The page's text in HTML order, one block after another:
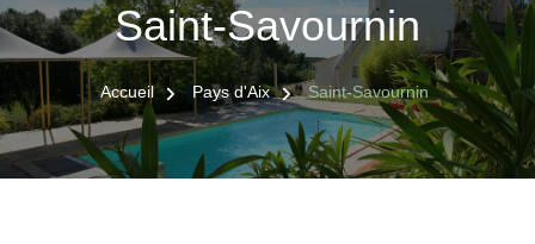
Saint-Savournin
Accueil Pays d'Aix Saint-Savournin